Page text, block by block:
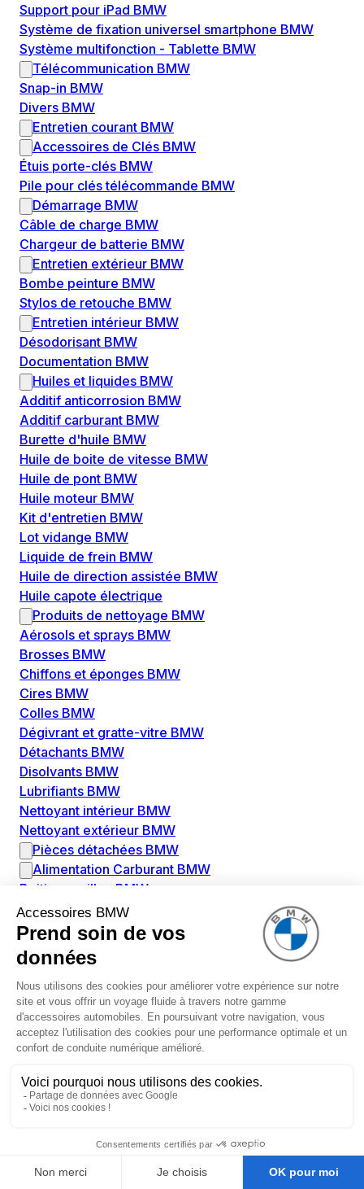
Support pour iPad BMW
Système de fixation universel smartphone BMW
Système multifonction - Tablette BMW
Télécommunication BMW
Snap-in BMW
Divers BMW
Entretien courant BMW
Accessoires de Clés BMW
Étuis porte-clés BMW
Pile pour clés télécommande BMW
Démarrage BMW
Câble de charge BMW
Chargeur de batterie BMW
Entretien extérieur BMW
Bombe peinture BMW
Stylos de retouche BMW
Entretien intérieur BMW
Désodorisant BMW
Documentation BMW
Huiles et liquides BMW
Additif anticorrosion BMW
Additif carburant BMW
Burette d'huile BMW
Huile de boite de vitesse BMW
Huile de pont BMW
Huile moteur BMW
Kit d'entretien BMW
Lot vidange BMW
Liquide de frein BMW
Huile de direction assistée BMW
Huile capote électrique
Produits de nettoyage BMW
Aérosols et sprays BMW
Brosses BMW
Chiffons et éponges BMW
Cires BMW
Colles BMW
Dégivrant et gratte-vitre BMW
Détachants BMW
Disolvants BMW
Lubrifiants BMW
Nettoyant intérieur BMW
Nettoyant extérieur BMW
Pièces détachées BMW
Alimentation Carburant BMW
Boitier papillon BMW
Faisceau de câble pour réservoir avec pompe
d'aspiration BMW
Injecteur BMW
Pompe à carburant BMW
Pompe diesel BMW
Allumage / Préchauffage BMW
Bobines d'allumage BMW
Boitier de préchauffage BMW
Amortissement BMW
Amortisseurs BMW
Cassette de ressort en roulé BMW